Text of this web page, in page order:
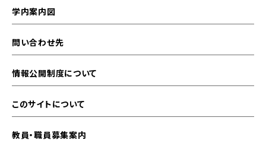
学内案内図
問い合わせ先
情報公開制度について
このサイトについて
教員・職員募集案内